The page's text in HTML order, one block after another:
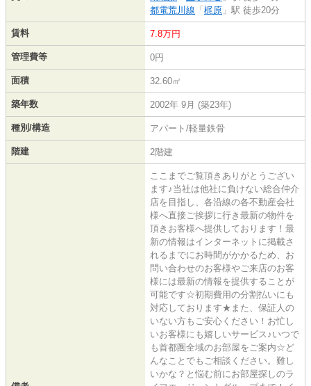
都電荒川線 「 梶原 」駅 徒歩20分
賃料 7.8万円
管理費等 0円
面積 32.60㎡
築年数 2002年 9月 (築23年)
種別/構造 アパート/軽量鉄骨
階建 2階建
ここまでご覧頂きありがとうござい
ます♪当社は他社に負けない総合仲介
店を目指し、各沿線の各不動産会社
様へ直接ご挨拶に行き最新の物件を
頂きお客様へ提供しております！最
新の情報はインターネットに掲載さ
れるまでにお時間がかかるため、お
問い合わせのお客様やご来店のお客
様には最新の情報を提供することが
可能です☆初期費用の分割払いにも
対応しております★また、保証人の
いない方もご安心ください！お忙し
いお客様にも嬉しいサービス♪いつで
も首都圏全域のお部屋をご案内☆ど
んなことでもご相談ください。難し
いかな？と悩む前にお部屋探しのラ